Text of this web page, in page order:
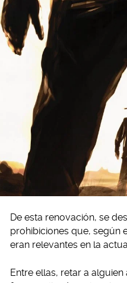
De esta renovación, se
prohibiciones que, según
eran relevantes en la
Entre ellas, retar a